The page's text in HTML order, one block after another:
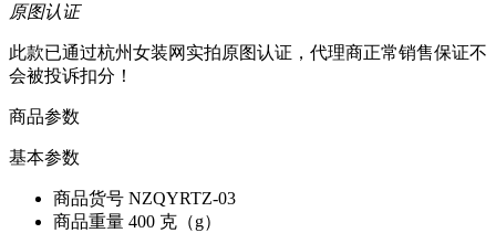
原图认证
此款已通过杭州女装网实拍原图认证，代理商正常销售保证不
会被投诉扣分！
商品参数
基本参数
商品货号 NZQYRTZ-03
商品重量 400 克（g）